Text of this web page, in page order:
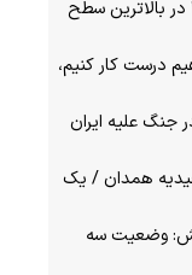
رییس ستاد مرکزی اربعین: اربعین ۱۴۰۵ در بالاترین سطح
می‌خواهیم درست کار کنیم،
جنگ علیه ایران
همدان / یک
وضعیت سه